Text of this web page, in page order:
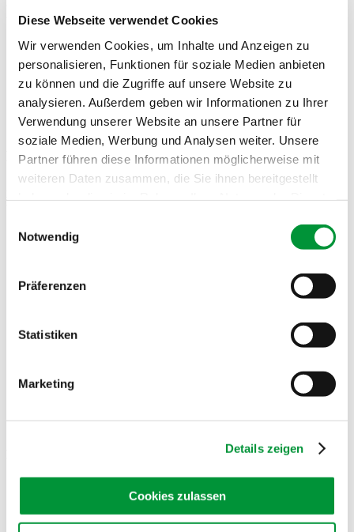
Diese Webseite verwendet Cookies
Wir verwenden Cookies, um Inhalte und Anzeigen zu
personalisieren, Funktionen für soziale Medien anbieten
zu können und die Zugriffe auf unsere Website zu
analysieren. Außerdem geben wir Informationen zu Ihrer
Verwendung unserer Website an unsere Partner für
soziale Medien, Werbung und Analysen weiter. Unsere
Partner führen diese Informationen möglicherweise mit
weiteren Daten zusammen, die Sie ihnen bereitgestellt
Notwendig
Präferenzen
Statistiken
Marketing
Details zeigen
Cookies zulassen
Rezept November 2023
Kaiserschmarrn mit Birnen-Kompott
Zutaten für 4 Personen
Für den Kaiserschmarrn:
5 Eiweiß xl
135 Gramm Mehl
Vanillemark aus 2 Vanilleschoten oder Vanille-Zucker
30 Gramm Zucker zum karamellisieren
Prise Salz
80 Gramm Butter
3 Birnen, geschält, vom Kerngehäuse befreit und in Stücke
3 Nelken